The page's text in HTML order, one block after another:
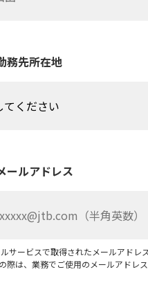
務先所在地
ールアドレス
サービスで取得されたメールアドレ
際は、業務でご使用のメールアドレス